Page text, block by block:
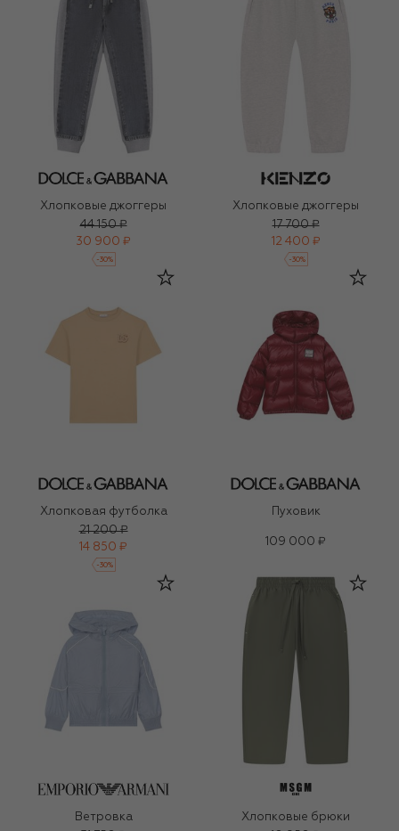
Хлопковые джоггеры
44 150 ₽
30 900 ₽
-30%
Хлопковые джоггеры
17 700 ₽
12 400 ₽
-30%
Хлопковая футболка
21 200 ₽
14 850 ₽
-30%
Пуховик
109 000 ₽
Ветровка
Хлопковые брюки